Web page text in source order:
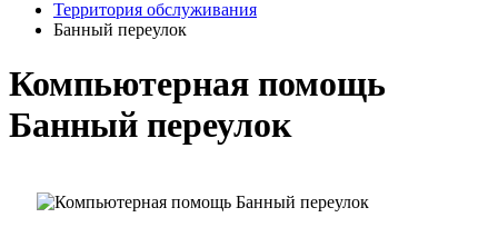
Территория обслуживания
Банный переулок
Компьютерная помощь
Банный переулок